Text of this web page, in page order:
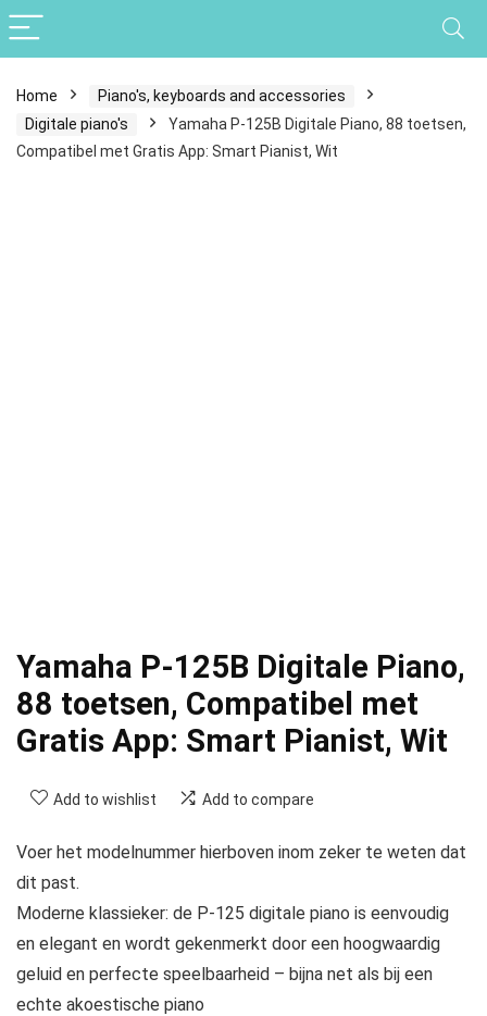
Home
Piano's, keyboards and accessories
Digitale piano's
Yamaha P-125B Digitale Piano, 88 toetsen,
Compatibel met Gratis App: Smart Pianist, Wit
Yamaha P-125B Digitale Piano,
88 toetsen, Compatibel met
Gratis App: Smart Pianist, Wit
Add to wishlist Add to compare
Voer het modelnummer hierboven inom zeker te weten dat
dit past.
Moderne klassieker: de P-125 digitale piano is eenvoudig
en elegant en wordt gekenmerkt door een hoogwaardig
geluid en perfecte speelbaarheid – bijna net als bij een
echte akoestische piano